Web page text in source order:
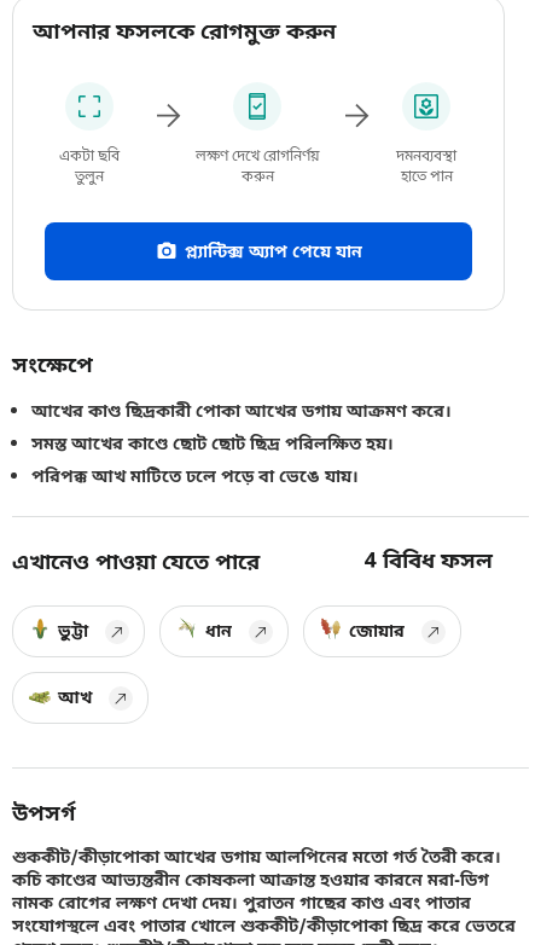
আপনার ফসলকে রোগমুক্ত করুন
একটা ছবি
তুলুন
লক্ষণ দেখে রোগনির্ণয়
করুন
দমনব্যবস্থা
হাতে পান
প্ল্যান্টিক্স অ্যাপ পেয়ে যান
সংক্ষেপে
আখের কাণ্ড ছিদ্রকারী পোকা আখের ডগায় আক্রমণ করে।
সমস্ত আখের কাণ্ডে ছোট ছোট ছিদ্র পরিলক্ষিত হয়।
পরিপক্ক আখ মাটিতে ঢলে পড়ে বা ভেঙে যায়।
এখানেও পাওয়া যেতে পারে 4বিবিধ ফসল
ভুট্টা ধান জোয়ার
আখ
উপসর্গ
শুককীট/কীড়াপোকা আখের ডগায় আলপিনের মতো গর্ত তৈরী করে।
কচি কাণ্ডের আভ্যন্তরীন কোষকলা আক্রান্ত হওয়ার কারনে মরা-ডিগ
নামক রোগের লক্ষণ দেখা দেয়। পুরাতন গাছের কাণ্ড এবং পাতার
সংযোগস্থলে এবং পাতার খোলে শুককীট/কীড়াপোকা ছিদ্র করে ভেতরে